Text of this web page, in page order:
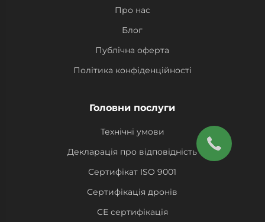
Про нас
Блог
Публічна оферта
Політика конфіденційності
Головни послуги
Технічні умови
Декларація про відповідність
Сертифікат ISO 9001
Сертифікація дронів
СЕ сертифікація